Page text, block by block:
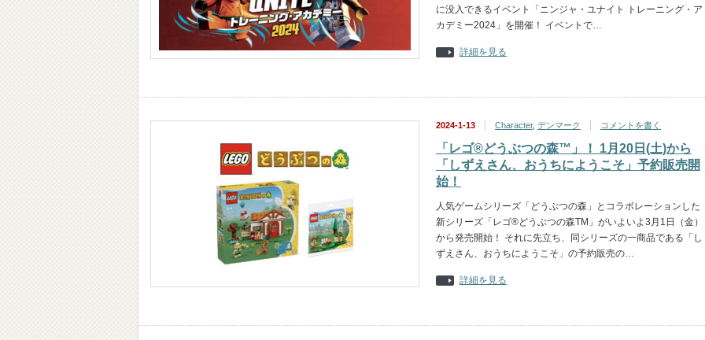
に没入できるイベント「ニンジャ・ユナイト トレーニング・ア
カデミー2024」を開催！ イベントで…
詳細を見る
2024-1-13 Character, デンマーク コメントを書く
「レゴ®どうぶつの森™」！ 1月20日(土)から
「しずえさん、おうちにようこそ」予約販売開
始！
人気ゲームシリーズ「どうぶつの森」とコラボレーションした
新シリーズ「レゴ®どうぶつの森TM」がいよいよ3月1日（金）
から発売開始！ それに先立ち、同シリーズの一商品である「し
ずえさん、おうちにようこそ」の予約販売の…
詳細を見る